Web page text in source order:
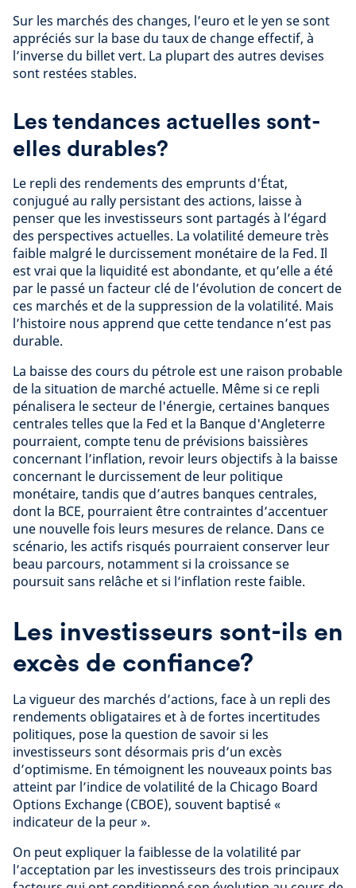
Sur les marchés des changes, l’euro et le yen se sont
appréciés sur la base du taux de change effectif, à
l’inverse du billet vert. La plupart des autres devises
sont restées stables.
Les tendances actuelles sont-
elles durables?
Le repli des rendements des emprunts d'État,
conjugué au rally persistant des actions, laisse à
penser que les investisseurs sont partagés à l’égard
des perspectives actuelles. La volatilité demeure très
faible malgré le durcissement monétaire de la Fed. Il
est vrai que la liquidité est abondante, et qu’elle a été
par le passé un facteur clé de l’évolution de concert de
ces marchés et de la suppression de la volatilité. Mais
l’histoire nous apprend que cette tendance n’est pas
durable.
La baisse des cours du pétrole est une raison probable
de la situation de marché actuelle. Même si ce repli
pénalisera le secteur de l'énergie, certaines banques
centrales telles que la Fed et la Banque d'Angleterre
pourraient, compte tenu de prévisions baissières
concernant l’inflation, revoir leurs objectifs à la baisse
concernant le durcissement de leur politique
monétaire, tandis que d’autres banques centrales,
dont la BCE, pourraient être contraintes d’accentuer
une nouvelle fois leurs mesures de relance. Dans ce
scénario, les actifs risqués pourraient conserver leur
beau parcours, notamment si la croissance se
poursuit sans relâche et si l’inflation reste faible.
Les investisseurs sont-ils en
excès de confiance?
La vigueur des marchés d’actions, face à un repli des
rendements obligataires et à de fortes incertitudes
politiques, pose la question de savoir si les
investisseurs sont désormais pris d’un excès
d’optimisme. En témoignent les nouveaux points bas
atteint par l’indice de volatilité de la Chicago Board
Options Exchange (CBOE), souvent baptisé «
indicateur de la peur ».
On peut expliquer la faiblesse de la volatilité par
l’acceptation par les investisseurs des trois principaux